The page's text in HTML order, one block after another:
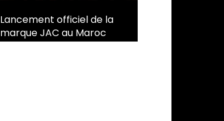
Lancement officiel de la
marque JAC au Maroc